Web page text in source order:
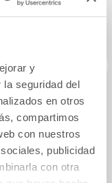
y
la seguridad del
en otros
compartimos
con nuestros
publicidad
con otra
de Dios